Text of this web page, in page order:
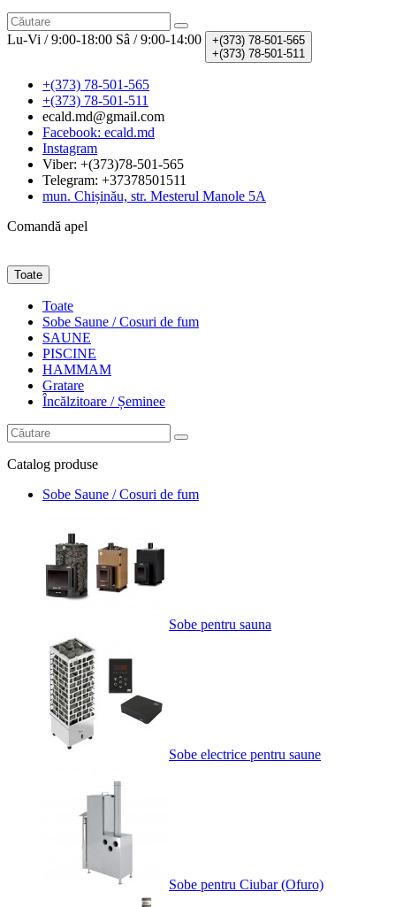
Lu-Vi / 9:00-18:00 Sâ / 9:00-14:00 +(373) 78-501-565
+(373) 78-501-511
+(373) 78-501-565
+(373) 78-501-511
ecald.md@gmail.com
Facebook: ecald.md
Instagram
Viber: +(373)78-501-565
Telegram: +37378501511
mun. Chișinău, str. Mesterul Manole 5A
Comandă apel
Toate
Toate
Sobe Saune / Cosuri de fum
SAUNE
PISCINE
HAMMAM
Gratare
Încălzitoare / Șeminee
Catalog produse
Sobe Saune / Cosuri de fum
Sobe pentru sauna
Sobe electrice pentru saune
Sobe pentru Ciubar (Ofuro)